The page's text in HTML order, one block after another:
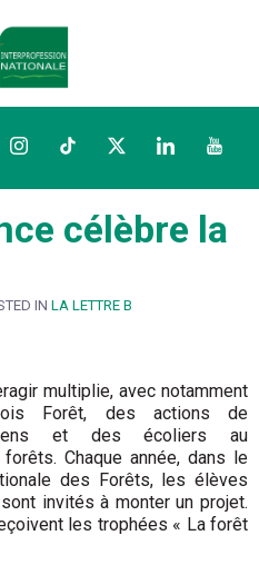
InstagramTikTokTwitterLinkedIn
célèbre la
IN LA LETTRE B
multiplie, avec notamment
Forêt, des actions de
et des écoliers au
Chaque année, dans le
des Forêts, les élèves
invités à monter un projet.
les trophées « La forêt